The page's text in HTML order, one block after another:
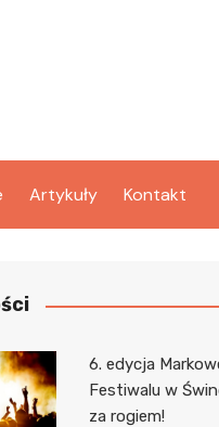
Artykuły Kontakt
6. edycja
Festiwalu w
za rogiem!